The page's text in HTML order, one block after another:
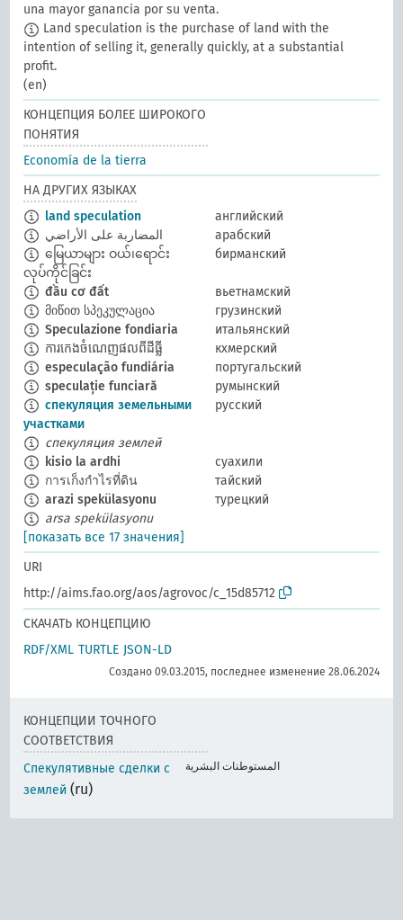
una mayor ganancia por su venta.
Land speculation is the purchase of land with the
intention of selling it, generally quickly, at a substantial
profit.
(en)
КОНЦЕПЦИЯ БОЛЕЕ ШИРОКОГО
ПОНЯТИЯ
Economía de la tierra
НА ДРУГИХ ЯЗЫКАХ
land speculation
английский
المضاربة على الأراضي
арабский
မြေယာများ ဝယ်၊ရောင်း
လုပ်ကိုင်ခြင်း
бирманский
đầu cơ đất
вьетнамский
მიწით სპეკულაცია
грузинский
Speculazione fondiaria
итальянский
ការកេងចំណេញផលពីដីធ្លី
кхмерский
especulação fundiária
португальский
speculație funciară
румынский
спекуляция земельными
участками
русский
спекуляция землей
kisio la ardhi
суахили
การเก็งกำไรที่ดิน
тайский
arazi spekülasyonu
турецкий
arsa spekülasyonu
[показать все 17 значения]
URI
http://aims.fao.org/aos/agrovoc/c_15d85712
СКАЧАТЬ КОНЦЕПЦИЮ
RDF/XML TURTLE JSON-LD
Создано 09.03.2015, последнее изменение 28.06.2024
КОНЦЕПЦИИ ТОЧНОГО
СООТВЕТСТВИЯ
Спекулятивные сделки с
землей (ru)
المستوطنات البشرية